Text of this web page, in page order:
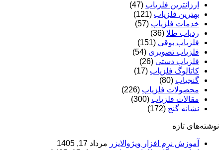
ارزانترین فلزیاب (47)
بهترین فلزیاب (121)
خدمات فلزیاب (57)
ردیاب طلا (36)
فلزیاب بوقی (151)
فلزیاب تصویری (54)
فلزیاب دستی (26)
کاتالوگ فلزیاب (17)
گنجیاب (80)
محصولات فلزیاب (226)
مقالات فلزیاب (300)
نشانه گنج (172)
نوشته‌های تازه
آموزش نرم‌ افزار ویژوالایزر مرداد 17, 1405